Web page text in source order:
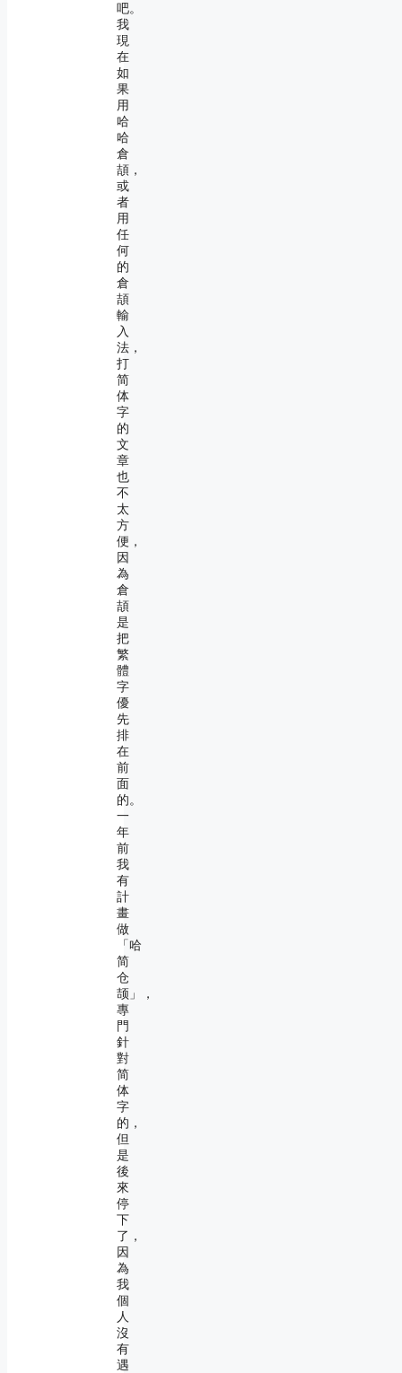
吧。
我
現
在
如
果
用
哈
哈
倉
頡，
或
者
用
任
何
的
倉
頡
輸
入
法，
打
简
体
字
的
文
章
也
不
太
方
便，
因
為
倉
頡
是
把
繁
體
字
優
先
排
在
前
面
的。
一
年
前
我
有
計
畫
做
「哈
简
仓
颉」，
專
門
針
對
简
体
字
的，
但
是
後
來
停
下
了，
因
為
我
個
人
沒
有
遇